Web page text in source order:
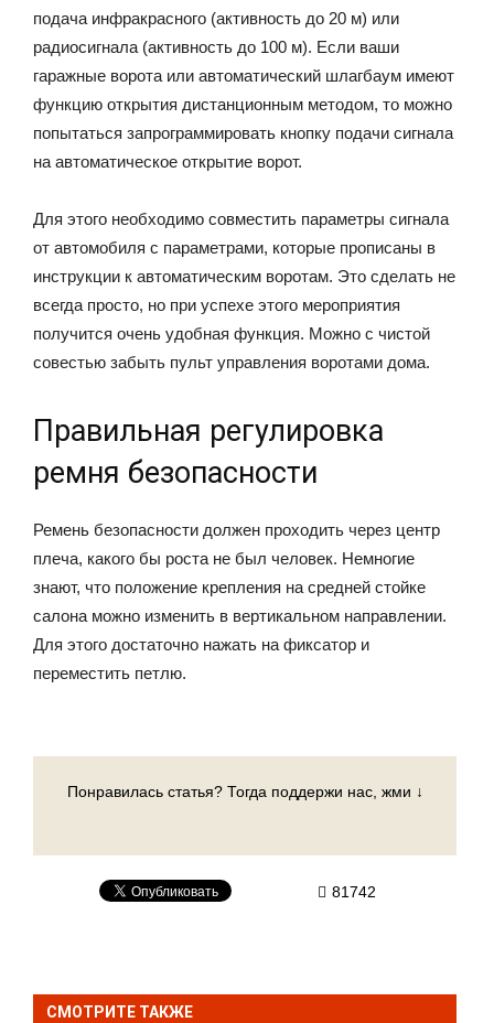
подача инфракрасного (активность до 20 м) или
радиосигнала (активность до 100 м). Если ваши
гаражные ворота или автоматический шлагбаум имеют
функцию открытия дистанционным методом, то можно
попытаться запрограммировать кнопку подачи сигнала
на автоматическое открытие ворот.
Для этого необходимо совместить параметры сигнала
от автомобиля с параметрами, которые прописаны в
инструкции к автоматическим воротам. Это сделать не
всегда просто, но при успехе этого мероприятия
получится очень удобная функция. Можно с чистой
совестью забыть пульт управления воротами дома.
Правильная регулировка
ремня безопасности
Ремень безопасности должен проходить через центр
плеча, какого бы роста не был человек. Немногие
знают, что положение крепления на средней стойке
салона можно изменить в вертикальном направлении.
Для этого достаточно нажать на фиксатор и
переместить петлю.
Понравилась статья? Тогда поддержи нас, жми ↓
81742
СМОТРИТЕ ТАКЖЕ